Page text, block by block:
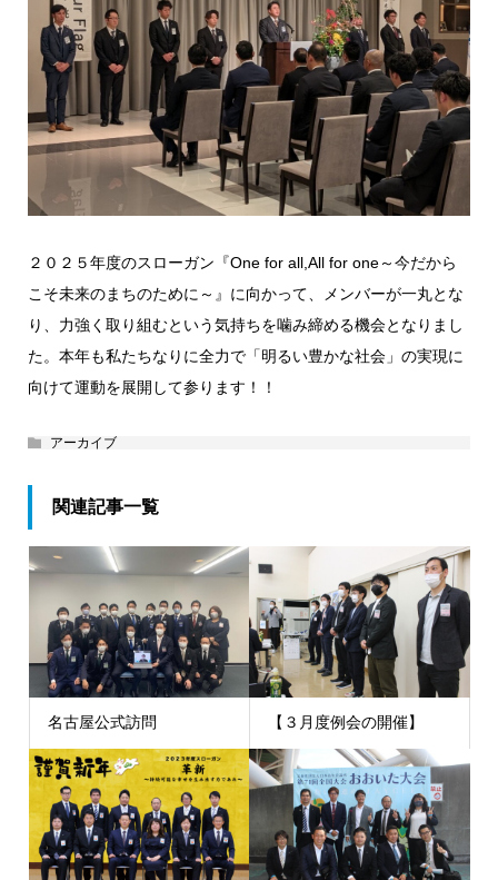
２０２５年度のスローガン『One for all,All for one～今だから
こそ未来のまちのために～』に向かって、メンバーが一丸とな
り、力強く取り組むという気持ちを噛み締める機会となりまし
た。本年も私たちなりに全力で「明るい豊かな社会」の実現に
向けて運動を展開して参ります！！
アーカイブ
関連記事一覧
名古屋公式訪問 【３月度例会の開催】